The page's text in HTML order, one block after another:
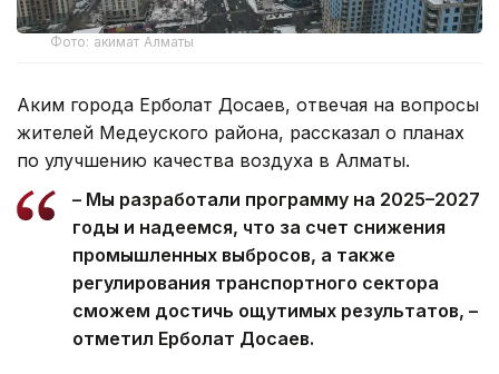
Фото: акимат Алматы
Аким города Ерболат Досаев, отвечая на вопросы
жителей Медеуского района, рассказал о планах
по улучшению качества воздуха в Алматы.
– Мы разработали программу на 2025–2027
годы и надеемся, что за счет снижения
промышленных выбросов, а также
регулирования транспортного сектора
сможем достичь ощутимых результатов, –
отметил Ерболат Досаев.